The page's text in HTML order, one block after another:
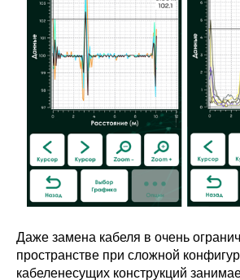
Даже замена кабеля в очень
пространстве при сложной
кабеленесущих конструкций